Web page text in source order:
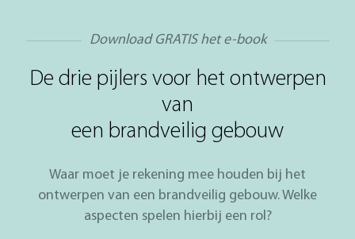
Download GRATIS het e-book
De drie pijlers voor het ontwerpen
van
een brandveilig gebouw
Waar moet je rekening mee houden bij het
ontwerpen van een brandveilig gebouw. Welke
aspecten spelen hierbij een rol?